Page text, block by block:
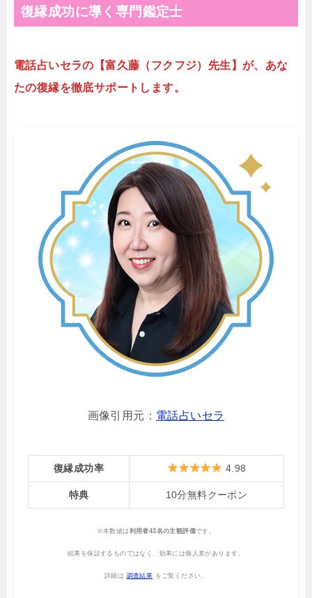
復縁成功に導く専門鑑定士
電話占いセラの【富久藤（フクフジ）先生】が、あな
たの復縁を徹底サポートします。
画像引用元： 電話占いセラ
復縁成功率 4.98
特典 10分無料クーポン
※本数値は 利用者43名の主観評価です。
結果を保証するものではなく、効果には個人差があります。
詳細は 調査結果 をご覧ください。